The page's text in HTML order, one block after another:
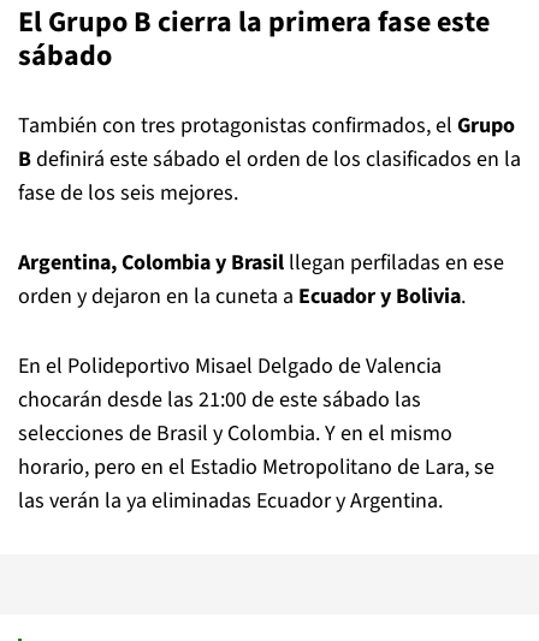
El Grupo B cierra la primera fase este
sábado
También con tres protagonistas confirmados, el Grupo
Bdefinirá este sábado el orden de los clasificados en la
fase de los seis mejores.
Argentina, Colombia y Brasil llegan perfiladas en ese
orden y dejaron en la cuneta a Ecuador y Bolivia.
En el Polideportivo Misael Delgado de Valencia
chocarán desde las 21:00 de este sábado las
selecciones de Brasil y Colombia. Y en el mismo
horario, pero en el Estadio Metropolitano de Lara, se
las verán la ya eliminadas Ecuador y Argentina.